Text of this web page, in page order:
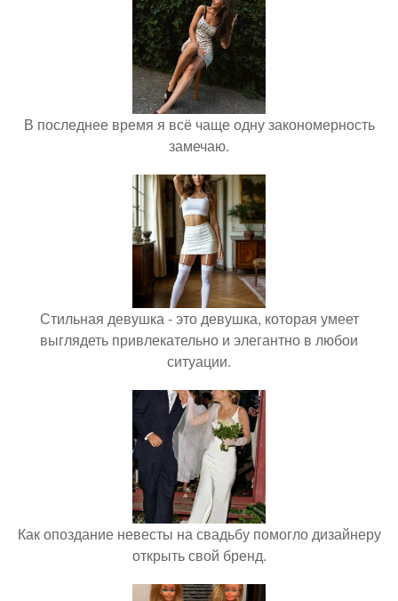
В последнее время я всё чаще одну закономерность
замечаю.
Стильная девушка - это девушка, которая умеет
выглядеть привлекательно и элегантно в любои
ситуации.
Как опоздание невесты на свадьбу помогло дизайнеру
открыть свой бренд.